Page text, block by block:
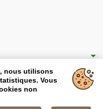
nous utilisons
Vous
non